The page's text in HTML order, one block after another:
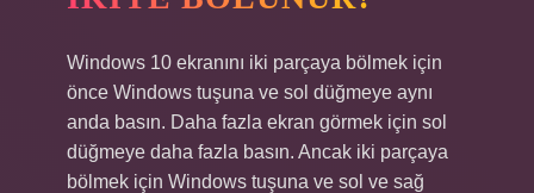
Windows 10 ekranını iki parçaya bölmek için
önce Windows tuşuna ve sol düğmeye aynı
anda basın. Daha fazla ekran görmek için sol
düğmeye daha fazla basın. Ancak iki parçaya
bölmek için Windows tuşuna ve sol ve sağ